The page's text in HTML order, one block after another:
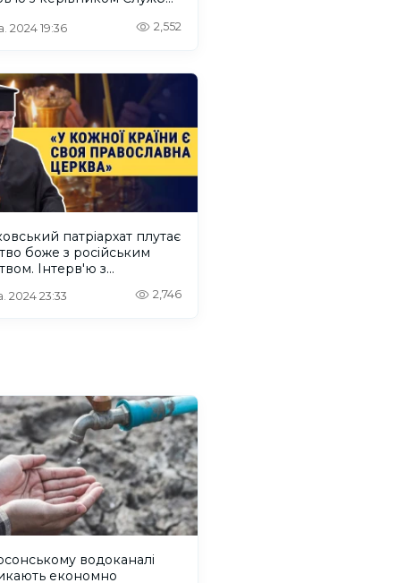
2024 19:36 2,552
патріархат плутає
боже з російським
Інтерв'ю з
2024 23:33 2,746
водоканалі
економно